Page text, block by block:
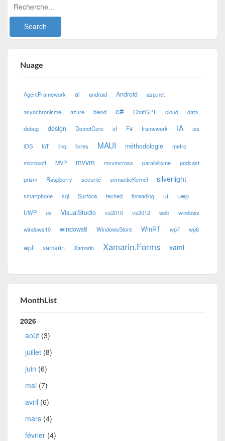
Nuage
AgentFramework ai android Android asp.net
asynchronisme azure blend c# ChatGPT cloud data
debug design DotnetCore ef F# framework IA ios
iOS IoT linq livres MAUI méthodologie metro
microsoft MVP mvvm mvvmcross parallélisme podcast
prism Raspberry securité semanticKernel silverlight
smartphone sql Surface teched threading ui uwp
UWP ux VisualStudio vs2010 vs2012 web windows
windows10 windows8 WindowsStore WinRT wp7 wp8
wpf xamarin Xamarin Xamarin.Forms xaml
MonthList
2026
août (3)
juillet (8)
juin (6)
mai (7)
avril (6)
mars (4)
février (4)